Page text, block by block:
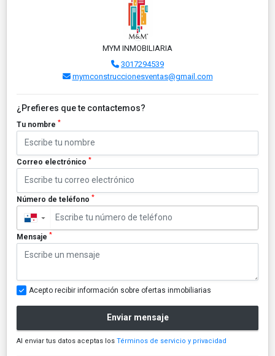
MYM INMOBILIARIA
3017294539
mymconstruccionesventas@gmail.com
¿Prefieres que te contactemos?
Tu nombre *
Correo electrónico *
Número de teléfono *
▼
Mensaje *
Acepto recibir información sobre ofertas inmobiliarias
Enviar mensaje
Al enviar tus datos aceptas los Términos de servicio y privacidad